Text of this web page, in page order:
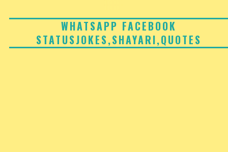
WHATSAPP FACEBOOK
STATUSJOKES,SHAYARI,QUOTES